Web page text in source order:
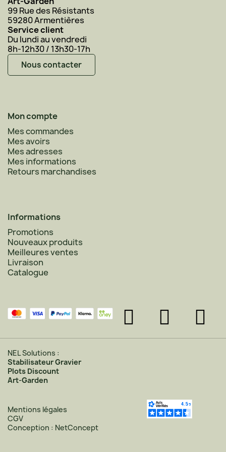
99 Rue des Résistants
59280 Armentières
Service client
Du lundi au vendredi
8h-12h30 / 13h30-17h
Nous contacter
Mon compte
Mes commandes
Mes avoirs
Mes adresses
Mes informations
Retours marchandises
Informations
Promotions
Nouveaux produits
Meilleures ventes
Livraison
Catalogue
NEL Solutions :
Stabilisateur Gravier
Plots Discount
Art-Garden
Mentions légales
CGV
Conception : NetConcept